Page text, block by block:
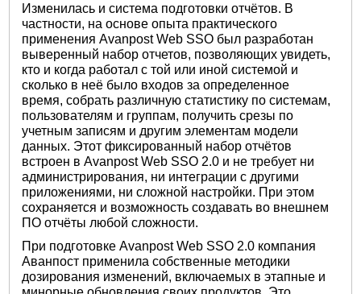
Изменилась и система подготовки отчётов. В
частности, на основе опыта практического
применения Avanpost Web SSO был разработан
выверенный набор отчетов, позволяющих увидеть,
кто и когда работал с той или иной системой и
сколько в неё было входов за определенное
время, собрать различную статистику по системам,
пользователям и группам, получить срезы по
учетным записям и другим элементам модели
данных. Этот фиксированный набор отчётов
встроен в Avanpost Web SSO 2.0 и не требует ни
администрирования, ни интеграции с другими
приложениями, ни сложной настройки. При этом
сохраняется и возможность создавать во внешнем
ПО отчёты любой сложности.
При подготовке Avanpost Web SSO 2.0 компания
Аванпост применила собственные методики
дозирования изменений, включаемых в этапные и